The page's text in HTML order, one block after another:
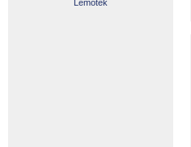
Lemotek